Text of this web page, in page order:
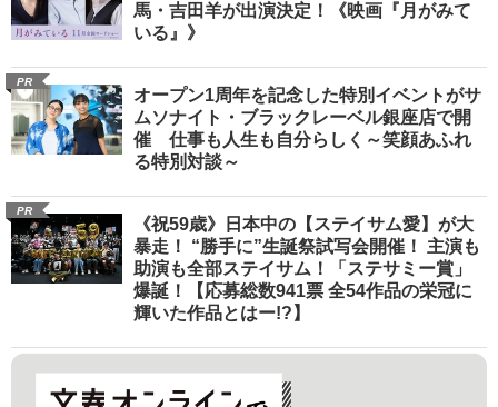
馬・吉田羊が出演決定！《映画『月がみて
いる』》
PR
オープン1周年を記念した特別イベントがサ
ムソナイト・ブラックレーベル銀座店で開
催 仕事も人生も自分らしく～笑顔あふれ
る特別対談～
PR
《祝59歳》日本中の【ステイサム愛】が大
暴走！ “勝手に”生誕祭試写会開催！ 主演も
助演も全部ステイサム！「ステサミー賞」
爆誕！【応募総数941票 全54作品の栄冠に
輝いた作品とはー!?】